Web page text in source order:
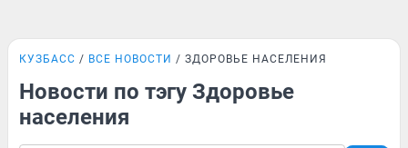
КУЗБАСС ВСЕ НОВОСТИ ЗДОРОВЬЕ НАСЕЛЕНИЯ
Новости по тэгу Здоровье
населения